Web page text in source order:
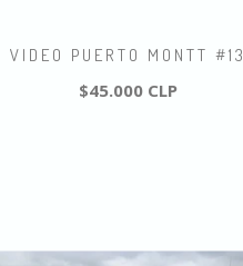
VIDEO PUERTO MONTT #13
$45.000 CLP